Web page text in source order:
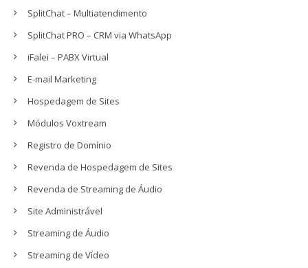
SplitChat – Multiatendimento
SplitChat PRO – CRM via WhatsApp
iFalei – PABX Virtual
E-mail Marketing
Hospedagem de Sites
Módulos Voxtream
Registro de Domínio
Revenda de Hospedagem de Sites
Revenda de Streaming de Áudio
Site Administrável
Streaming de Áudio
Streaming de Vídeo